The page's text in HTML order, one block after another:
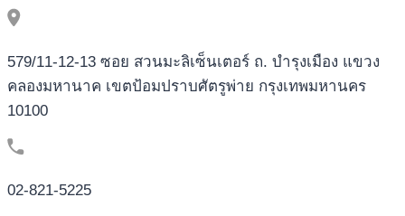
579/11-12-13 ซอย สวนมะลิเซ็นเตอร์ ถ. บำรุงเมือง แขวง
คลองมหานาค เขตป้อมปราบศัตรูพ่าย กรุงเทพมหานคร
10100
02-821-5225